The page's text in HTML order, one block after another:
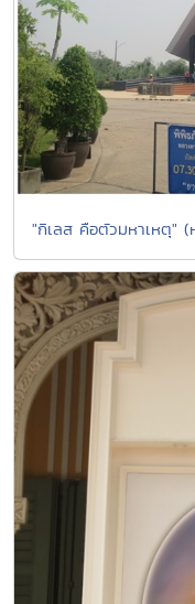
"กิเลส คือตัวมหาเหตุ"